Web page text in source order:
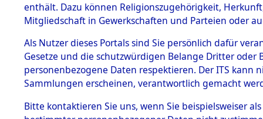
1.
mente
5. Verschiedenes
5.3
Todesmärsche
5.3.1 Alliierte
Erhebungen
Dead -
enthält. Dazu können Religionszugehörigkeit,
Mitgliedschaft in Gewerkschaften und Parteien oder
Als Nutzer dieses Portals sind Sie persönlich dafür
Gesetze und die schutzwürdigen Belange Dritter
personenbezogene Daten respektieren. Der ITS
Sammlungen erscheinen, verantwortlich gemacht
Bitte kontaktieren Sie uns, wenn Sie beispielsweiser